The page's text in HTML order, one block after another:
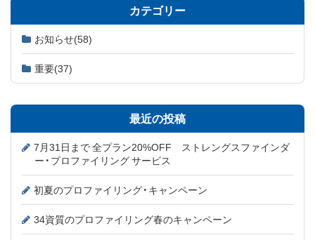
カテゴリー
お知らせ(58)
重要(37)
最近の投稿
7月31日まで 全プラン20%OFF ストレングスファインダ
ー・プロファイリング サービス
初夏のプロファイリング・キャンペーン
34資質のプロファイリング春のキャンペーン